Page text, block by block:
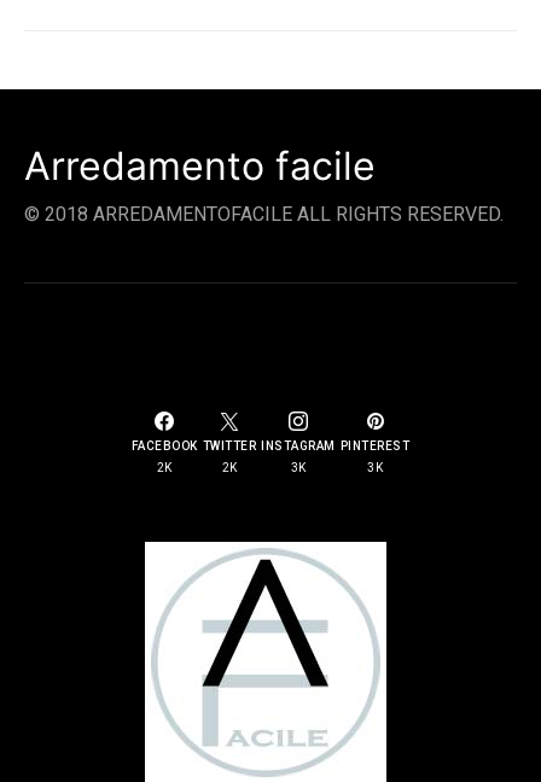
Arredamento facile
© 2018 ARREDAMENTOFACILE ALL RIGHTS RESERVED.
FACEBOOK
2K
TWITTER
2K
INSTAGRAM
3K
PINTEREST
3K